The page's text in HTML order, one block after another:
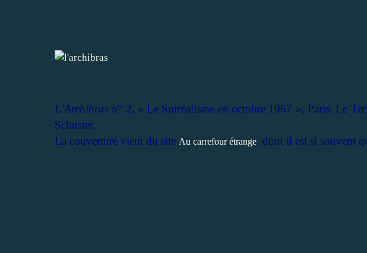
L’Archibras n° 2, « Le Surréalisme en octobre 1967 », Paris, Le
Schuster.
La couverture vient du site Au carrefour étrange, dont il est si souvent